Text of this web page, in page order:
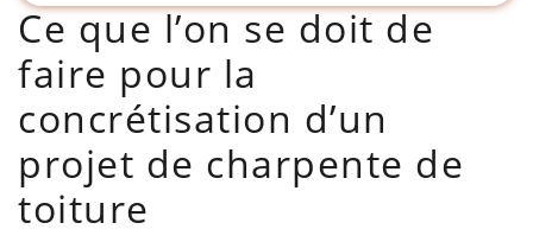
Ce que l’on se doit de
faire pour la
concrétisation d’un
projet de charpente de
toiture